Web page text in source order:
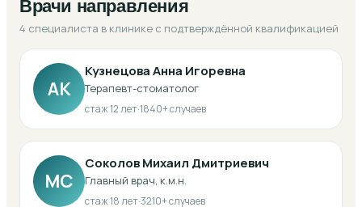
4 специалиста в клинике с подтверждённой квалификацией
АК
Кузнецова Анна Игоревна
Терапевт-стоматолог
стаж12лет·1840+ случаев
МС
Соколов Михаил Дмитриевич
Главный врач, к.м.н.
стаж18лет·3210+ случаев